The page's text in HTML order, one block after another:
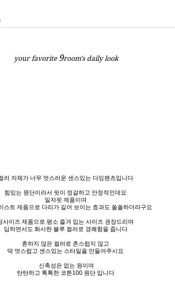
your favorite 9room's daily look
러 자체가 너무 멋스러운 센스있는 다잉팬츠입니다
힘있는 원단이라서 핏이 정갈하고 안정적인데요
일자핏 제품이며
스트 제품으로 다리가 길어 보이는 효과도 쏠쏠하더라구요
사이즈 제품으로 평소 즐겨 입는 사이즈 권장드리며
딥하면서도 화사한 블루 컬러로 경쾌함을 줍니다
흔하지 않은 컬러로 촌스럽지 않고
딱 멋스럽고 센스있는 스타일을 만들어주시요
신축성은 없는 원이며
탄탄하고 톡톡한 코튼100 원단 입니다